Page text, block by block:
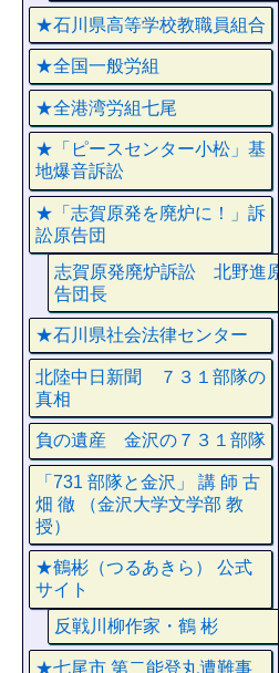
★石川県高等学校教職員組合
★全国一般労組
★全港湾労組七尾
★「ピースセンター小松」基
地爆音訴訟
★「志賀原発を廃炉に！」訴
訟原告団
志賀原発廃炉訴訟 北野進原
告団長
★石川県社会法律センター
北陸中日新聞 ７３１部隊の
真相
負の遺産 金沢の７３１部隊
「731 部隊と金沢」 講 師 古
畑 徹 （金沢大学文学部 教
授）
★鶴彬（つるあきら） 公式
サイト
反戦川柳作家・鶴 彬
★七尾市 第二能登丸遭難事